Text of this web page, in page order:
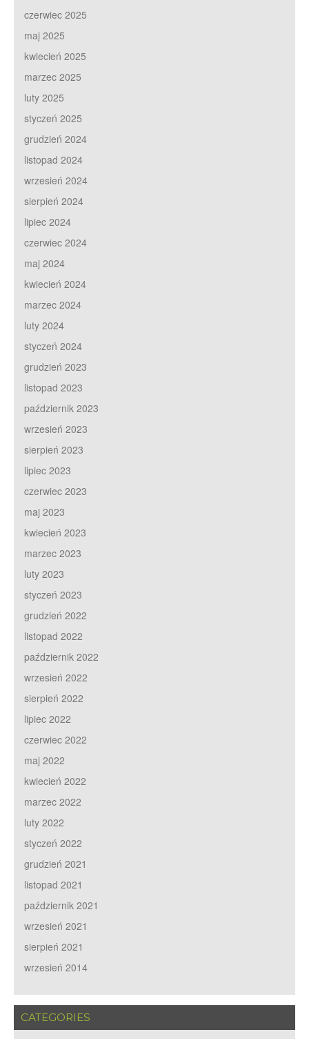
czerwiec 2025
maj 2025
kwiecień 2025
marzec 2025
luty 2025
styczeń 2025
grudzień 2024
listopad 2024
wrzesień 2024
sierpień 2024
lipiec 2024
czerwiec 2024
maj 2024
kwiecień 2024
marzec 2024
luty 2024
styczeń 2024
grudzień 2023
listopad 2023
październik 2023
wrzesień 2023
sierpień 2023
lipiec 2023
czerwiec 2023
maj 2023
kwiecień 2023
marzec 2023
luty 2023
styczeń 2023
grudzień 2022
listopad 2022
październik 2022
wrzesień 2022
sierpień 2022
lipiec 2022
czerwiec 2022
maj 2022
kwiecień 2022
marzec 2022
luty 2022
styczeń 2022
grudzień 2021
listopad 2021
październik 2021
wrzesień 2021
sierpień 2021
wrzesień 2014
CATEGORIES